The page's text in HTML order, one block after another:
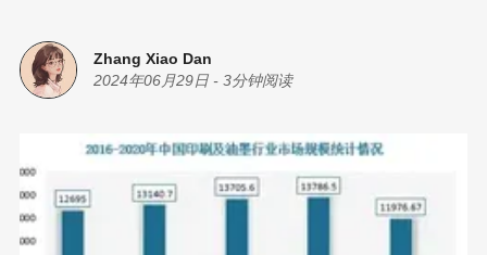
Zhang Xiao Dan
2024年06月29日 - 3分钟阅读